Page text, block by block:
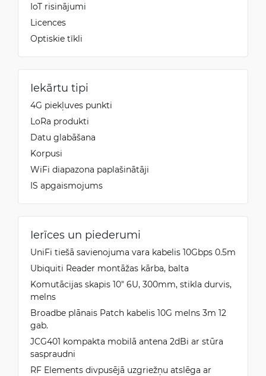
IoT risinājumi
Licences
Optiskie tīkli
Iekārtu tipi
4G piekļuves punkti
LoRa produkti
Datu glabāšana
Korpusi
WiFi diapazona paplašinātāji
IS apgaismojums
Ierīces un piederumi
UniFi tiešā savienojuma vara kabelis 10Gbps 0.5m
Ubiquiti Reader montāžas kārba, balta
Komutācijas skapis 10" 6U, 300mm, stikla durvis,
melns
Broadbe plānais Patch kabelis 10G melns 3m 12
gab.
JCG401 kompakta mobilā antena 2dBi ar stūra
saspraudni
RF Elements divpusējā uzgriežņu atslēga ar